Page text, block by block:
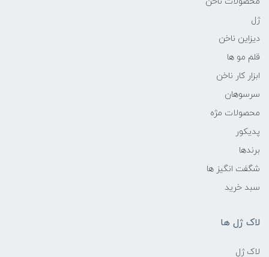
ژل
دیزاین ناخن
قلم مو ها
ابزار کار ناخن
سرسوهان
محصولات مژه
پدیکور
برندها
شگفت انگیز ها
سبد خرید
لاک ژل ها
لاک ژل